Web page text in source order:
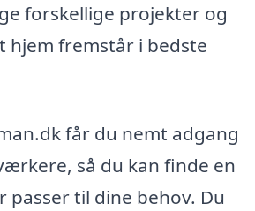
forskellige projekter og
hjem fremstår i bedste
får du nemt adgang
så du kan finde en
passer til dine behov. Du